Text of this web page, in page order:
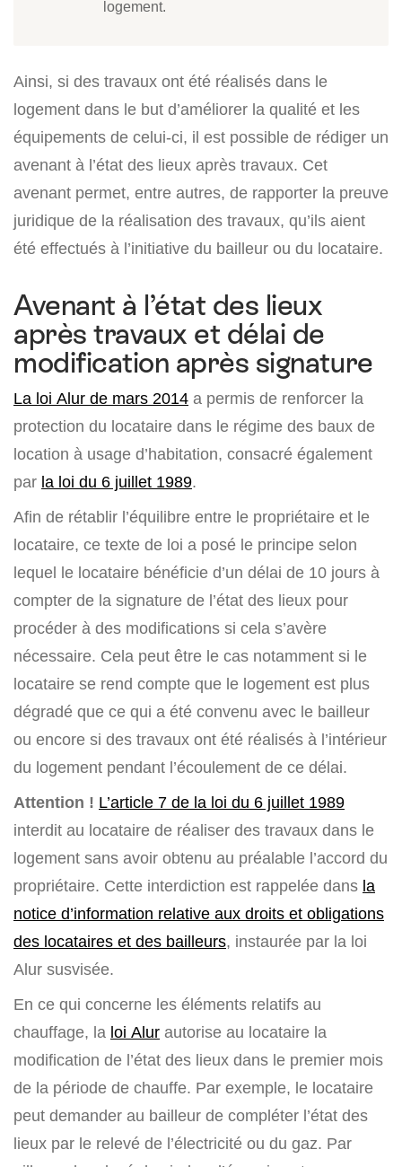
logement.
Ainsi, si des travaux ont été réalisés dans le
logement dans le but d’améliorer la qualité et les
équipements de celui-ci, il est possible de rédiger un
avenant à l’état des lieux après travaux. Cet
avenant permet, entre autres, de rapporter la preuve
juridique de la réalisation des travaux, qu’ils aient
été effectués à l’initiative du bailleur ou du locataire.
Avenant à l’état des lieux
après travaux et délai de
modification après signature
La loi Alur de mars 2014 a permis de renforcer la
protection du locataire dans le régime des baux de
location à usage d’habitation, consacré également
par la loi du 6 juillet 1989.
Afin de rétablir l’équilibre entre le propriétaire et le
locataire, ce texte de loi a posé le principe selon
lequel le locataire bénéficie d’un délai de 10 jours à
compter de la signature de l’état des lieux pour
procéder à des modifications si cela s’avère
nécessaire. Cela peut être le cas notamment si le
locataire se rend compte que le logement est plus
dégradé que ce qui a été convenu avec le bailleur
ou encore si des travaux ont été réalisés à l’intérieur
du logement pendant l’écoulement de ce délai.
Attention ! L’article 7 de la loi du 6 juillet 1989
interdit au locataire de réaliser des travaux dans le
logement sans avoir obtenu au préalable l’accord du
propriétaire. Cette interdiction est rappelée dans la
notice d’information relative aux droits et obligations
des locataires et des bailleurs, instaurée par la loi
Alur susvisée.
En ce qui concerne les éléments relatifs au
chauffage, la loi Alur autorise au locataire la
modification de l’état des lieux dans le premier mois
de la période de chauffe. Par exemple, le locataire
peut demander au bailleur de compléter l’état des
lieux par le relevé de l’électricité ou du gaz. Par